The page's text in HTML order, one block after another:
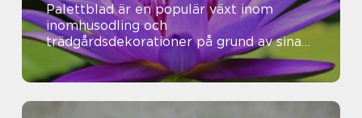
Palettblad är en populär växt inom
inomhusodling och
trädgårdsdekorationer på grund av sina
vackra färger och mönster